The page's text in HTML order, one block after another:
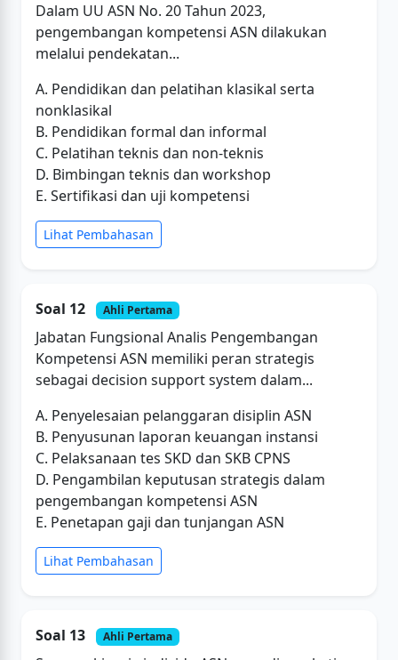
Dalam UU ASN No. 20 Tahun 2023,
pengembangan kompetensi ASN dilakukan
melalui pendekatan...
A. Pendidikan dan pelatihan klasikal serta
nonklasikal
B. Pendidikan formal dan informal
C. Pelatihan teknis dan non-teknis
D. Bimbingan teknis dan workshop
E. Sertifikasi dan uji kompetensi
Lihat Pembahasan
Soal 12 Ahli Pertama
Jabatan Fungsional Analis Pengembangan
Kompetensi ASN memiliki peran strategis
sebagai decision support system dalam...
A. Penyelesaian pelanggaran disiplin ASN
B. Penyusunan laporan keuangan instansi
C. Pelaksanaan tes SKD dan SKB CPNS
D. Pengambilan keputusan strategis dalam
pengembangan kompetensi ASN
E. Penetapan gaji dan tunjangan ASN
Lihat Pembahasan
Soal 13 Ahli Pertama